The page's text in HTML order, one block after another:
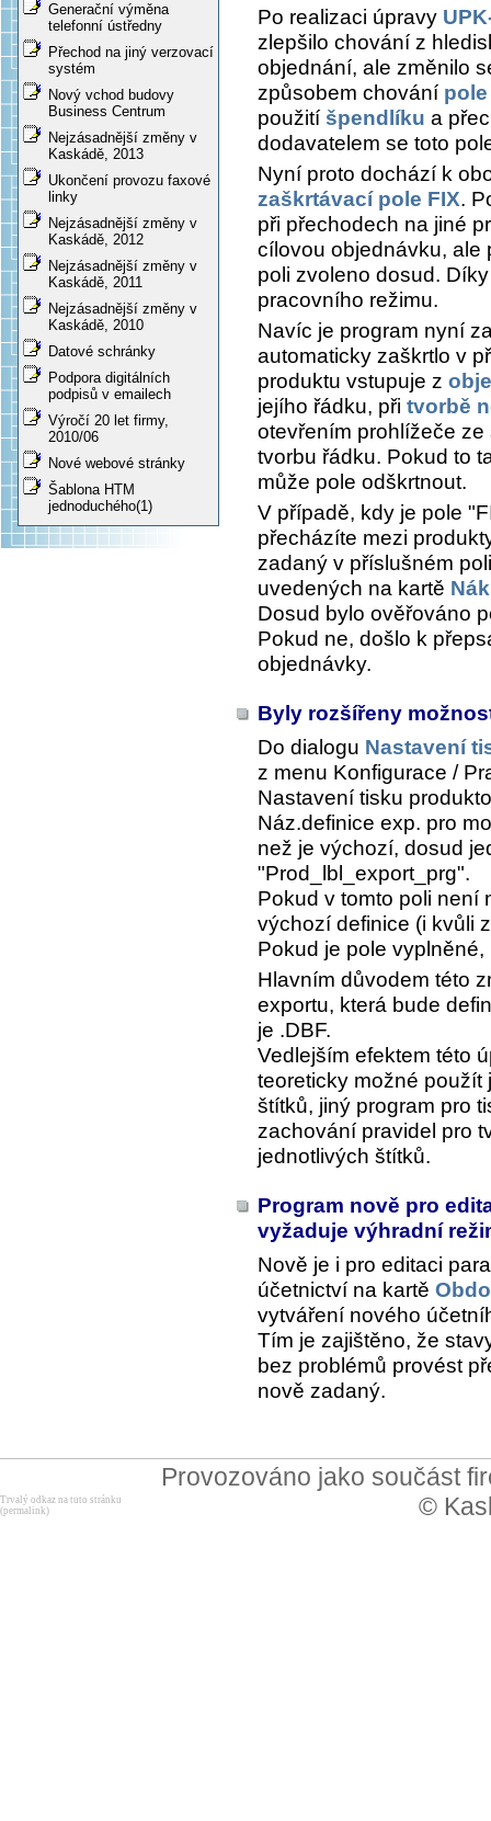
Generační výměna
telefonní ústředny
Přechod na jiný verzovací
systém
Nový vchod budovy
Business Centrum
Nejzásadnější změny v
Kaskádě, 2013
Ukončení provozu faxové
linky
Nejzásadnější změny v
Kaskádě, 2012
Nejzásadnější změny v
Kaskádě, 2011
Nejzásadnější změny v
Kaskádě, 2010
Datové schránky
Podpora digitálních
podpisů v emailech
Výročí 20 let firmy,
2010/06
Nové webové stránky
Šablona HTM
jednoduchého(1)
Po realizaci úpravy
zlepšilo chování z
objednání, ale změnilo
způsobem chování
použití špendlíku a
dodavatelem se toto
Nyní proto dochází k
zaškrtávací pole FIX.
při přechodech na jiné
cílovou objednávku, ale
poli zvoleno dosud.
pracovního režimu.
Navíc je program nyní
automaticky zaškrtlo v
produktu vstupuje z
jejího řádku, při tvorbě
otevřením prohlížeče
tvorbu řádku. Pokud to
může pole odškrtnout.
V případě, kdy je pole
přecházíte mezi
zadaný v příslušném
uvedených na kartě
Dosud bylo ověřováno
Pokud ne, došlo k
objednávky.
Byly rozšířeny
Do dialogu Nastavení
z menu Konfigurace /
Nastavení tisku
Náz.definice exp. pro
než je výchozí, dosud
"Prod_lbl_export_prg".
Pokud v tomto poli není
výchozí definice (i kvůli
Pokud je pole
Hlavním důvodem této
exportu, která bude
je .DBF.
Vedlejším efektem této
teoreticky možné použít
štítků, jiný program pro
zachování pravidel pro
jednotlivých štítků.
Program nově pro
vyžaduje výhradní
Nově je i pro editaci
účetnictví na kartě
vytváření nového
Tím je zajištěno, že
bez problémů provést
nově zadaný.
Provozováno jako součást
©
Trvalý odkaz na tuto stránku
(permalink)